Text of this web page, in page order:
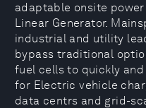
adaptable onsite
Linear Generator.
industrial and utility
bypass traditional
fuel cells to quickly
for Electric vehicle
data centrs and grid-